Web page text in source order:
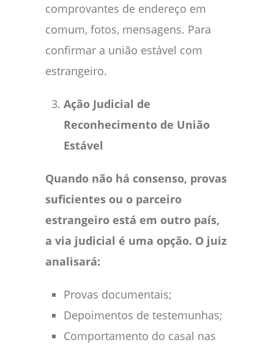
comprovantes de endereço em
comum, fotos, mensagens. Para
confirmar a união estável com
estrangeiro.
Ação Judicial de
Reconhecimento de União
Estável
Quando não há consenso, provas
suficientes ou o parceiro
estrangeiro está em outro país,
a via judicial é uma opção. O juiz
analisará:
Provas documentais;
Depoimentos de testemunhas;
Comportamento do casal nas